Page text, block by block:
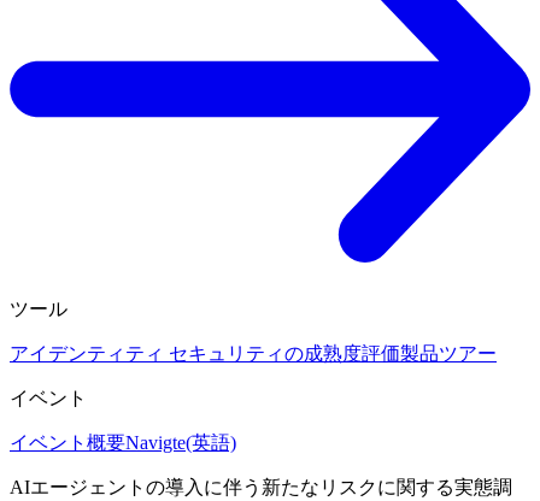
ツール
アイデンティティ セキュリティの成熟度評価製品ツアー
イベント
イベント概要Navigte(英語)
AIエージェントの導入に伴う新たなリスクに関する実態調